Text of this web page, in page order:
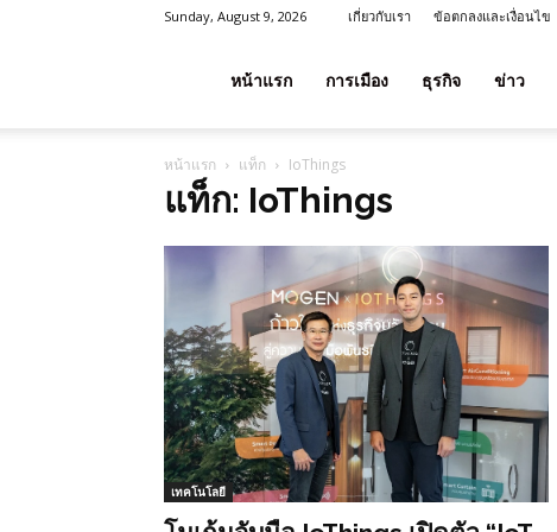
Sunday, August 9, 2026 เกี่ยวกับเรา ข้อตกลงและเงื่อนไข
ลาภ
ประเทศไทย
หน้าแรก การเมือง ธุรกิจ ข่าว
หน้าแรก แท็ก IoThings
แท็ก: IoThings
เทคโนโลยี